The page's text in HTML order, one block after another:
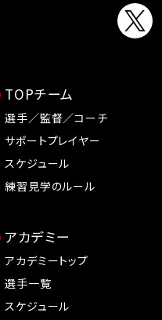
TOPチーム
選手／監督／コーチ
サポートプレイヤー
スケジュール
練習見学のルール
アカデミー
アカデミートップ
選手一覧
スケジュール